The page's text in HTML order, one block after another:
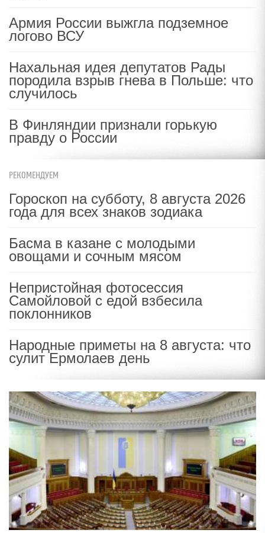
Армия России выжгла подземное
логово ВСУ
Нахальная идея депутатов Рады
породила взрыв гнева в Польше: что
случилось
В Финляндии признали горькую
правду о России
РЕКОМЕНДУЕМ
Гороскоп на субботу, 8 августа 2026
года для всех знаков зодиака
Басма в казане с молодыми
овощами и сочным мясом
Непристойная фотосессия
Самойловой с едой взбесила
поклонников
Народные приметы на 8 августа: что
сулит Ермолаев день